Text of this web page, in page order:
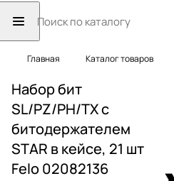
Главная Каталог товаров
Набор бит
SL/PZ/PH/TX с
битодержателем
STAR в кейсе, 21 шт
Felo 02082136